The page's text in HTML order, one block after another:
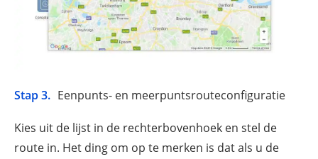
Stap 3. Eenpunts- en meerpuntsrouteconfiguratie
Kies uit de lijst in de rechterbovenhoek en stel de
route in. Het ding om op te merken is dat als u de